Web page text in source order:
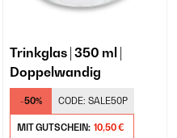
Trinkglas | 350 ml |
Doppelwandig
-50% CODE: SALE50P
MIT GUTSCHEIN: 10,50 €